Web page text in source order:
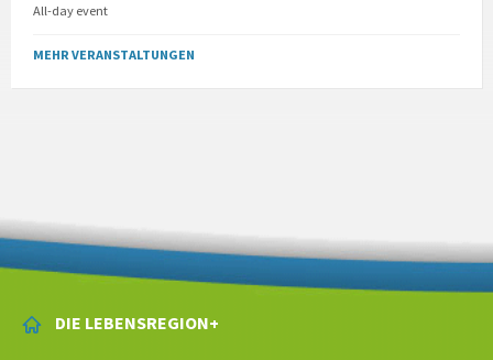
All-day event
MEHR VERANSTALTUNGEN
DIE LEBENSREGION+